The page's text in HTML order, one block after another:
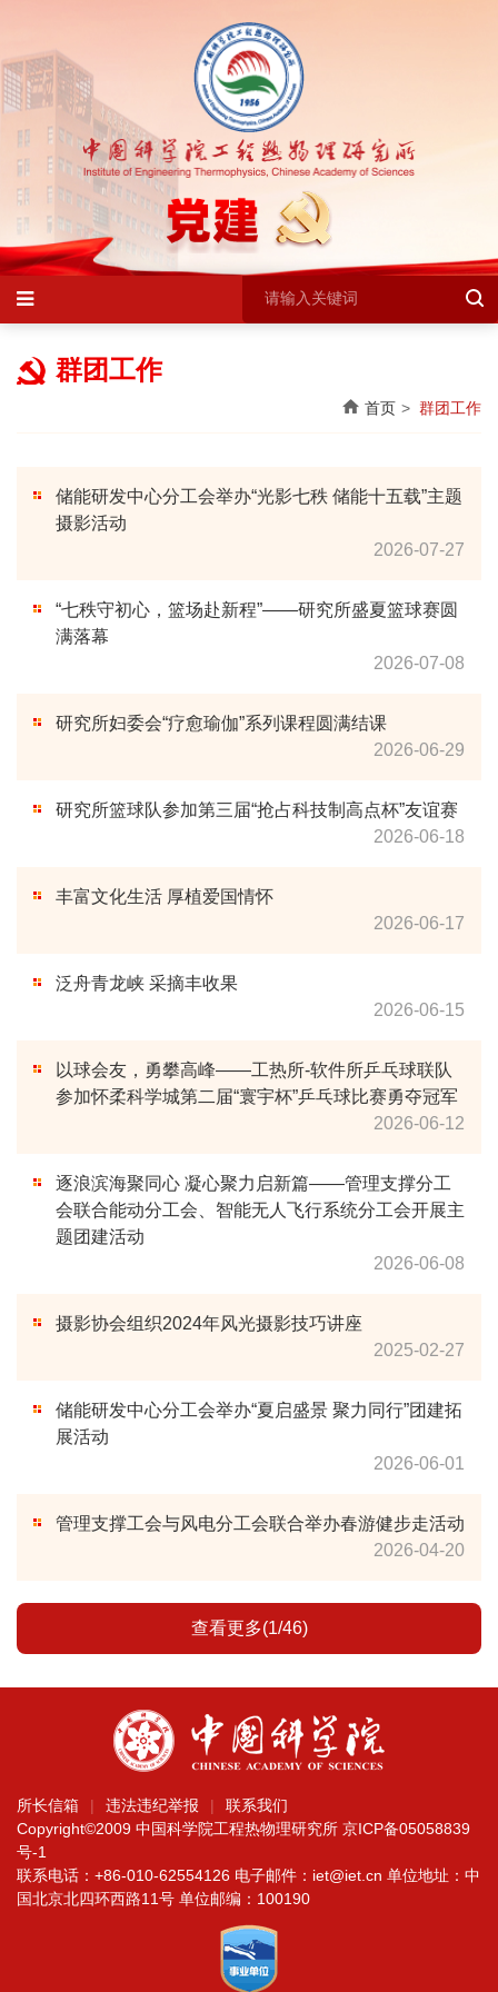
群团工作
首页 群团工作
储能研发中心分工会举办“光影七秩 储能十五载”主题
摄影活动
2026-07-27
“七秩守初心，篮场赴新程”——研究所盛夏篮球赛圆
满落幕
2026-07-08
研究所妇委会“疗愈瑜伽”系列课程圆满结课
2026-06-29
研究所篮球队参加第三届“抢占科技制高点杯”友谊赛
2026-06-18
丰富文化生活 厚植爱国情怀
2026-06-17
泛舟青龙峡 采摘丰收果
2026-06-15
以球会友，勇攀高峰——工热所-软件所乒乓球联队
参加怀柔科学城第二届“寰宇杯”乒乓球比赛勇夺冠军
2026-06-12
逐浪滨海聚同心 凝心聚力启新篇——管理支撑分工
会联合能动分工会、智能无人飞行系统分工会开展主
题团建活动
2026-06-08
摄影协会组织2024年风光摄影技巧讲座
2025-02-27
储能研发中心分工会举办“夏启盛景 聚力同行”团建拓
展活动
2026-06-01
管理支撑工会与风电分工会联合举办春游健步走活动
2026-04-20
查看更多(1/46)
所长信箱 违法违纪举报
联系我们
Copyright©2009 中国科学院工程热物理研究所 京ICP备05058839
号-1
联系电话：+86-010-62554126 电子邮件：iet@iet.cn 单位地址：中
国北京北四环西路11号 单位邮编：100190